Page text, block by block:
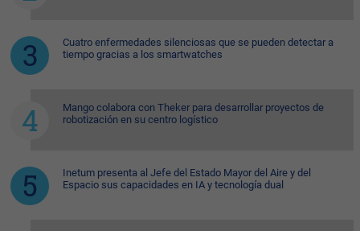
Cuatro enfermedades silenciosas que se pueden detectar a
tiempo gracias a los smartwatches
Mango colabora con Theker para desarrollar proyectos de
robotización en su centro logístico
Inetum presenta al Jefe del Estado Mayor del Aire y del
Espacio sus capacidades en IA y tecnología dual